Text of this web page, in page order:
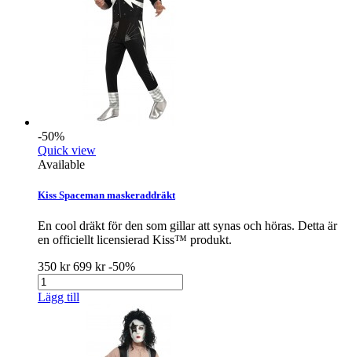
-50%
Quick view
Available
Kiss Spaceman maskeraddräkt
En cool dräkt för den som gillar att synas och höras. Detta är
en officiellt licensierad Kiss™ produkt.
350 kr699 kr-50%
Lägg till